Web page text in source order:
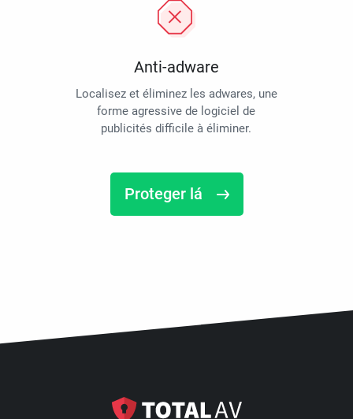
Anti-adware
Localisez et éliminez les adwares, une
forme agressive de logiciel de
publicités difficile à éliminer.
Proteger lá